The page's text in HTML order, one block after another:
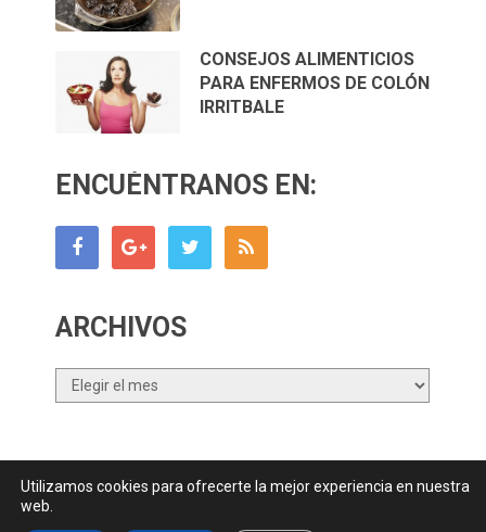
CONSEJOS ALIMENTICIOS
PARA ENFERMOS DE COLÓN
IRRITBALE
ENCUÉNTRANOS EN:
ARCHIVOS
Archivos
Contactar|| Datos Legales y Privacidady
Utilizamos cookies para ofrecerte la mejor experiencia en nuestra
web.